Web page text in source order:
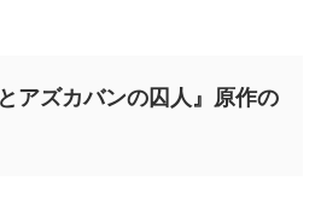
アズカバンの囚人』原作の